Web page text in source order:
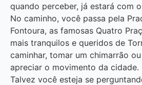
quando perceber, já estará com
No caminho, você passa pela
Fontoura, as famosas Quatro
mais tranquilos e queridos de
caminhar, tomar um chimarrão
apreciar o movimento da cidade.
Talvez você esteja se